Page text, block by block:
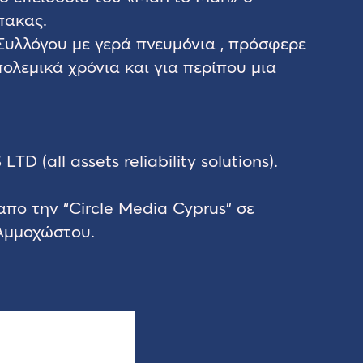
με γερά πνευμόνια , πρόσφερε
χρόνια και για περίπου μια
LTD (all assets reliability solutions).
την “Circle Media Cyprus” σε